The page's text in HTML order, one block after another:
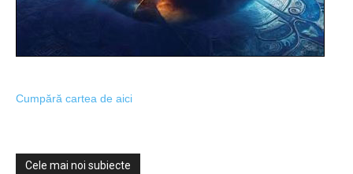
Cumpără cartea de aici
Cele mai noi subiecte